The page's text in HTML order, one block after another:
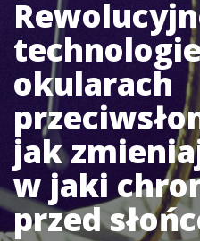
okularach
jak
w jaki
przed